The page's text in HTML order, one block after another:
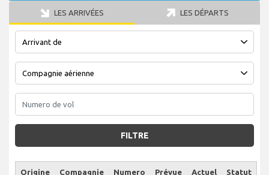
LES ARRIVÉES LES DÉPARTS
FILTRE
Origine
Compagnie
Numero
Prévue Actuel Statut